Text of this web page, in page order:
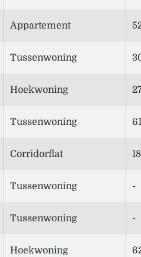
Appartement
Tussenwoning
Hoekwoning
Tussenwoning
Corridorflat 18
Tussenwoning -
Tussenwoning -
Hoekwoning